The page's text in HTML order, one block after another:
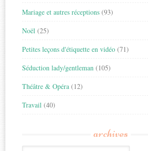
Mariage et autres réceptions (93)
Noël (25)
Petites leçons d'étiquette en vidéo (71)
Séduction lady/gentleman (105)
Théâtre & Opéra (12)
Travail (40)
archives